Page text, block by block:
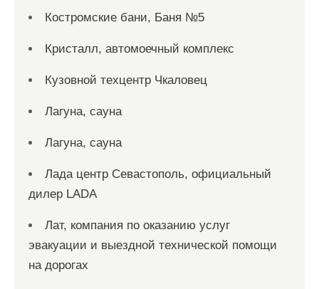
Костромские бани, Баня №5
Кристалл, автомоечный комплекс
Кузовной техцентр Чкаловец
Лагуна, сауна
Лагуна, сауна
Лада центр Севастополь, официальный
дилер LADA
Лат, компания по оказанию услуг
эвакуации и выездной технической помощи
на дорогах